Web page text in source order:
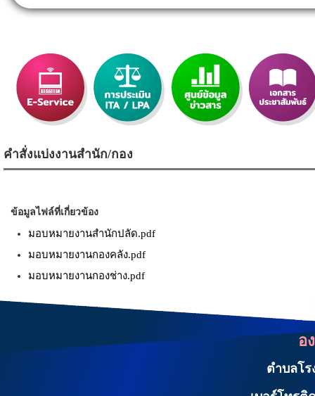
คำสั่งแบ่งงานสำนัก/กอง
ข้อมูลไฟล์ที่เกี่ยวข้อง
มอบหมายงานสำนักปลัด.pdf
มอบหมายงานกองคลัง.pdf
มอบหมายงานกองช่าง.pdf
อ
ตำบลโร